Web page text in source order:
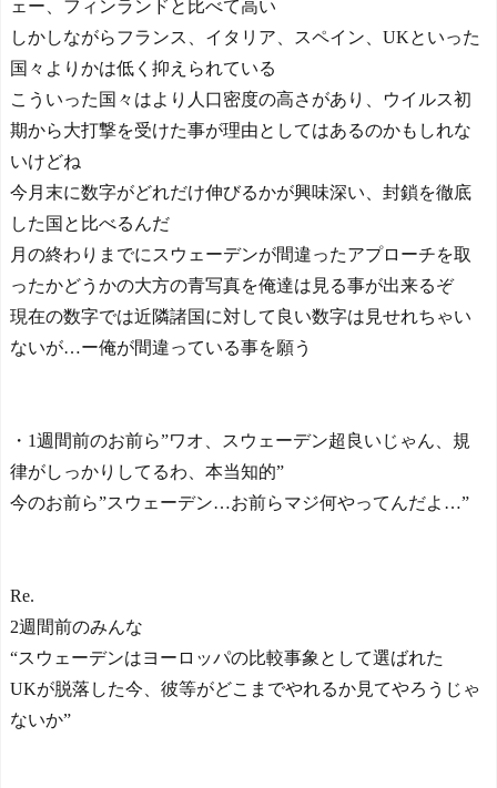
ェー、フィンランドと比べて高い
しかしながらフランス、イタリア、スペイン、UKといった
国々よりかは低く抑えられている
こういった国々はより人口密度の高さがあり、ウイルス初
期から大打撃を受けた事が理由としてはあるのかもしれな
いけどね
今月末に数字がどれだけ伸びるかが興味深い、封鎖を徹底
した国と比べるんだ
月の終わりまでにスウェーデンが間違ったアプローチを取
ったかどうかの大方の青写真を俺達は見る事が出来るぞ
現在の数字では近隣諸国に対して良い数字は見せれちゃい
ないが…ー俺が間違っている事を願う
・1週間前のお前ら”ワオ、スウェーデン超良いじゃん、規
律がしっかりしてるわ、本当知的”
今のお前ら”スウェーデン…お前らマジ何やってんだよ…”
Re.
2週間前のみんな
“スウェーデンはヨーロッパの比較事象として選ばれた
UKが脱落した今、彼等がどこまでやれるか見てやろうじゃ
ないか”